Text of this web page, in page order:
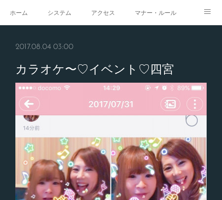
ホーム システム アクセス マナー・ルール
2017.08.04 03:00
カラオケ〜♡イベント♡四宮